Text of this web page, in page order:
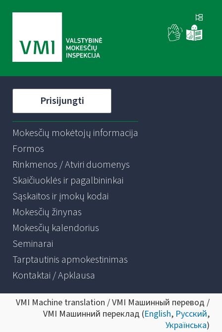
Prisijungti
Mokesčių mokėtojų informacija
Formos
Rinkmenos / Atviri duomenys
Skaičiuoklės ir pagalbininkai
Sąskaitos ir įmokų kodai
Mokesčių žinynas
Mokesčių kalendorius
Seminarai
Tarptautinis apmokestinimas
Kontaktai / Apklausa
VMI Machine translation / VMI Машинный перевод /
VMI Машинний переклад (English, Русский,
Українська)